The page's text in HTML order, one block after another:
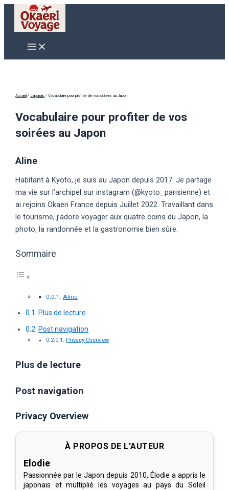
contenu
Main
Menu
Accueil /Japonais /Vocabulaire pour profiter de vos soirées au Japon
Vocabulaire pour profiter de vos
soirées au Japon
Aline
Habitant à Kyoto, je suis au Japon depuis 2017. Je partage
ma vie sur l’archipel sur instagram (@kyoto_parisienne) et
ai rejoins Okaeri France depuis Juillet 2022. Travaillant dans
le tourisme, j’adore voyager aux quatre coins du Japon, la
photo, la randonnée et la gastronomie bien sûre.
Sommaire
Aline
Plus de lecture
Post navigation
Privacy Overview
Plus de lecture
Post navigation
Privacy Overview
À PROPOS DE L'AUTEUR
Elodie
Passionnée par le Japon depuis 2010, Élodie a appris le
japonais et multiplié les voyages au pays du Soleil